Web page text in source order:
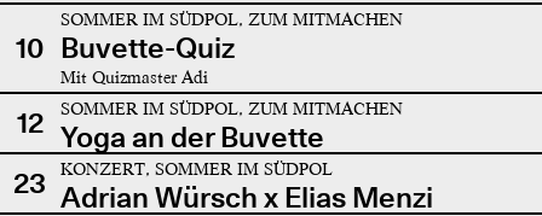
10
SOMMER IM SÜDPOL, ZUM MITMACHEN
Buvette-Quiz
Mit Quizmaster Adi
12 SOMMER IM SÜDPOL, ZUM MITMACHEN
Yoga an der Buvette
23
KONZERT, SOMMER IM SÜDPOL
Adrian Würsch x Elias Menzi